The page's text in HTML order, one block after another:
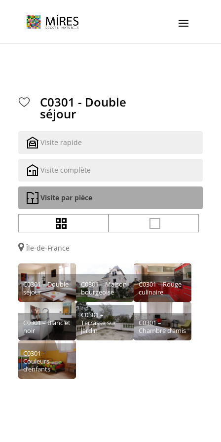
C0301 - Double
séjour
Visite rapide
Visite complète
Visite par pièce
Île-de-France
C0301 – Double
séjour
C0301 – Maison
bourgeoise
C0301 – Rouge
culinaire
C0301 – Blanc et
noir
C0301 –
Terrasse sur
jardin
C0301 –
Chambre d’amis
C0301 –
Couleurs
d’enfants